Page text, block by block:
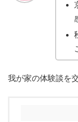
我が家の体験談を